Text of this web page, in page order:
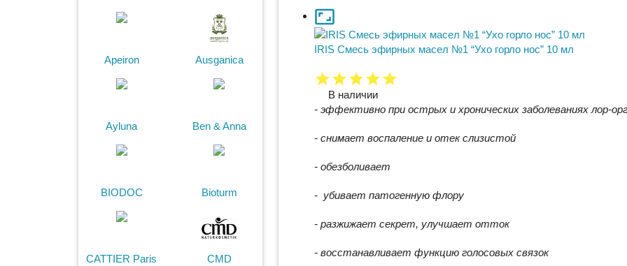
Apeiron Ausganica
Ayluna Ben & Anna
BIODOC Bioturm
CATTIER Paris
CMD
IRIS Смесь эфирных масел №1 “Ухо горло нос” 10 мл
В наличии
- эффективно при острыx и хроническиx заболеванияx лор-
- снимает воспаление и отек слизистой
- обезболивает
- убивает патогенную флору
- разжижает секрет, улучшает отток
- восстанавливает функцию голосовых связок